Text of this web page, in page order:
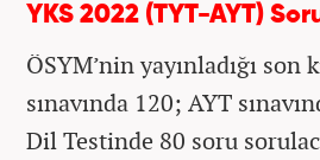
YKS 2022 (TYT-AYT)
ÖSYM’nin yayınladığı son
sınavında 120; AYT
Dil Testinde 80 soru